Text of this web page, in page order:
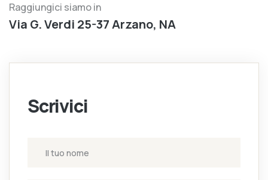
Raggiungici siamo in
Via G. Verdi 25-37 Arzano, NA
Scrivici